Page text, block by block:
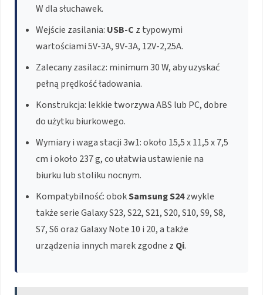
W dla słuchawek.
Wejście zasilania: USB-C z typowymi
wartościami 5V-3A, 9V-3A, 12V-2,25A.
Zalecany zasilacz: minimum 30 W, aby uzyskać
pełną prędkość ładowania.
Konstrukcja: lekkie tworzywa ABS lub PC, dobre
do użytku biurkowego.
Wymiary i waga stacji 3w1: około 15,5 x 11,5 x 7,5
cm i około 237 g, co ułatwia ustawienie na
biurku lub stoliku nocnym.
Kompatybilność: obokSamsung S24zwykle
także serie Galaxy S23, S22, S21, S20, S10, S9, S8,
S7, S6 oraz Galaxy Note 10 i 20, a także
urządzenia innych marek zgodne z Qi.